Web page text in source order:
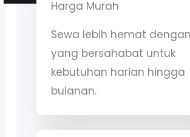
Harga Murah
Sewa lebih hemat
yang bersahabat untuk
kebutuhan harian hingga
bulanan.